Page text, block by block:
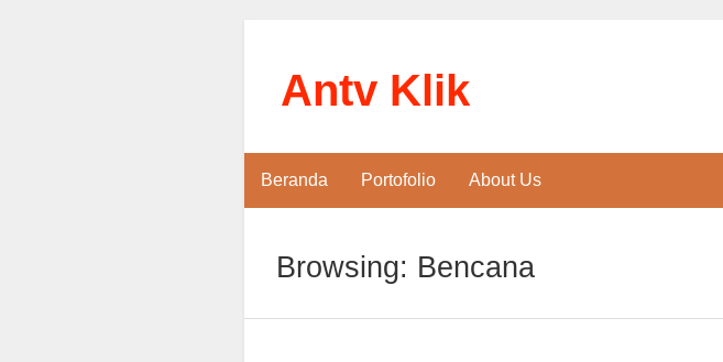
Antv Klik
Beranda Portofolio About Us
Browsing: Bencana